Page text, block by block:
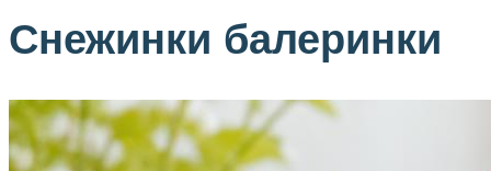
Снежинки балеринки